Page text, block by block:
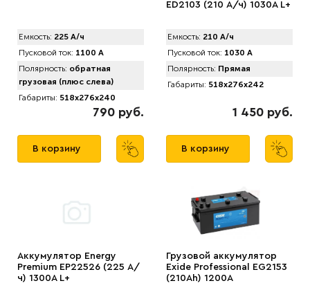
Емкость: 225 А/ч
Пусковой ток: 1100 А
Полярность: обратная
грузовая (плюс слева)
Габариты: 518x276x240
790 руб.
В корзину
ED2103 (210 А/ч) 1030A L+
Емкость: 210 А/ч
Пусковой ток: 1030 А
Полярность: Прямая
Габариты: 518x276x242
1 450 руб.
В корзину
Аккумулятор Energy
Premium EP22526 (225 А/
ч) 1300A L+
Грузовой аккумулятор
Exide Professional EG2153
(210Ah) 1200A